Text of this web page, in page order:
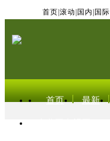
首页 滚动 国内 国际
首页 最新